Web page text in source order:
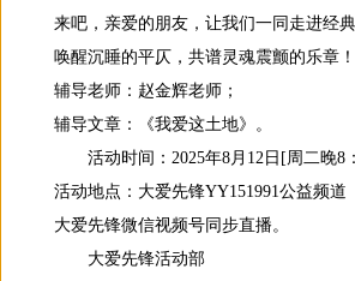
来吧，亲爱的朋友，让我们一同走进经
唤醒沉睡的平仄，共谱灵魂震颤的乐章！
辅导老师：赵金辉老师；
辅导文章：《我爱这土地》。
活动时间：2025年8月12日[周二晚8
活动地点：大爱先锋YY151991公益频道
大爱先锋微信视频号同步直播。
大爱先锋活动部